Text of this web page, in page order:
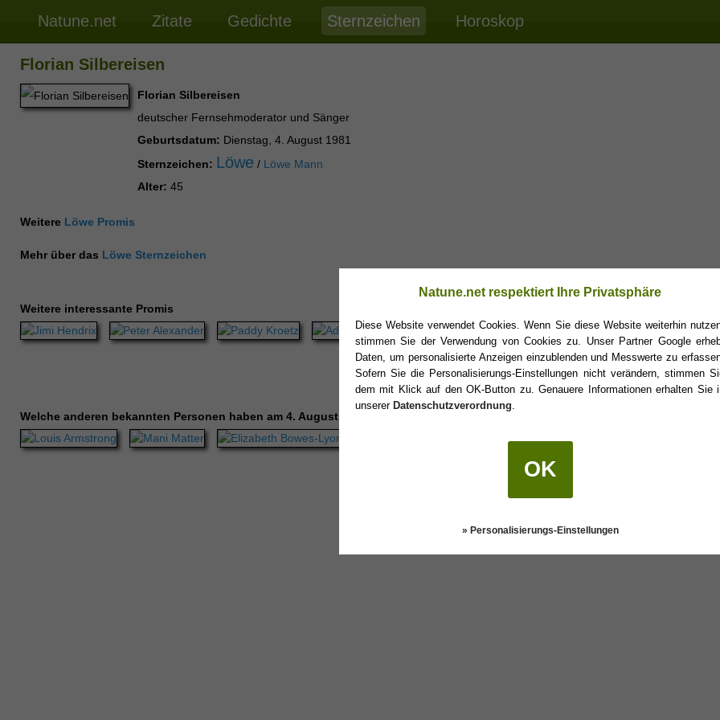
Natune.net Zitate Gedichte Sternzeichen Horoskop
Florian Silbereisen
Florian Silbereisen
deutscher Fernsehmoderator und Sänger
Geburtsdatum: Dienstag, 4. August 1981
Sternzeichen: Löwe / Löwe Mann
Alter: 45
Weitere Löwe Promis
Mehr über das Löwe Sternzeichen
Weitere interessante Promis
Welche anderen bekannten Personen haben am 4. August Geburtstag?
Natune.net respektiert Ihre Privatsphäre
Diese Website verwendet Cookies. Wenn Sie diese Website weiterhin
stimmen Sie der Verwendung von Cookies zu. Unser Partner Google
Daten, um personalisierte Anzeigen einzublenden und Messwerte zu
Sofern Sie die Personalisierungs-Einstellungen nicht verändern, stimmen
dem mit Klick auf den OK-Button zu. Genauere Informationen erhalten Sie
unserer Datenschutzverordnung.
OK
» Personalisierungs-Einstellungen